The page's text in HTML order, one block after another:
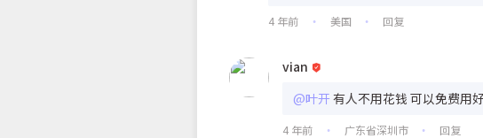
4 年前 • 美国 • 回复
vian
@叶开 有人不用花钱 可以免费用
4 年前 • 广东省深圳市 • 回复